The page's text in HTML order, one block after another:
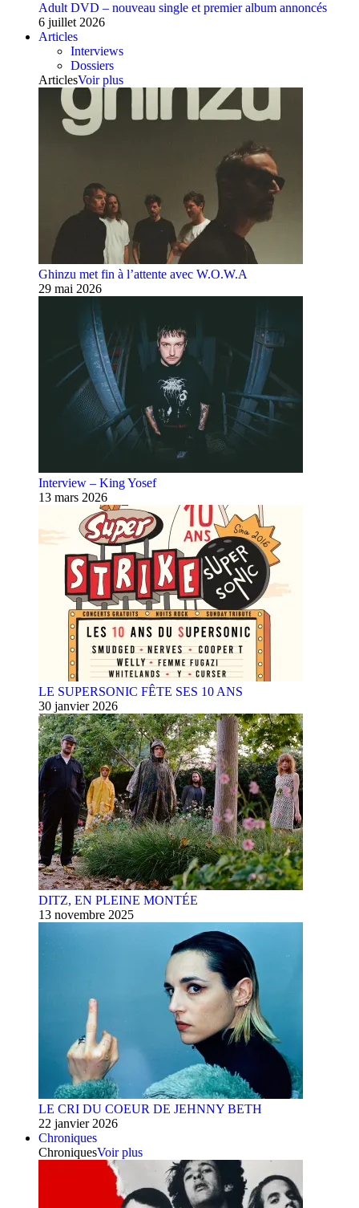
Adult DVD – nouveau single et premier album annoncés
6 juillet 2026
Articles
Interviews
Dossiers
ArticlesVoir plus
Ghinzu met fin à l’attente avec W.O.W.A
29 mai 2026
Interview – King Yosef
13 mars 2026
LE SUPERSONIC FÊTE SES 10 ANS
30 janvier 2026
DITZ, EN PLEINE MONTÉE
13 novembre 2025
LE CRI DU COEUR DE JEHNNY BETH
22 janvier 2026
Chroniques
ChroniquesVoir plus